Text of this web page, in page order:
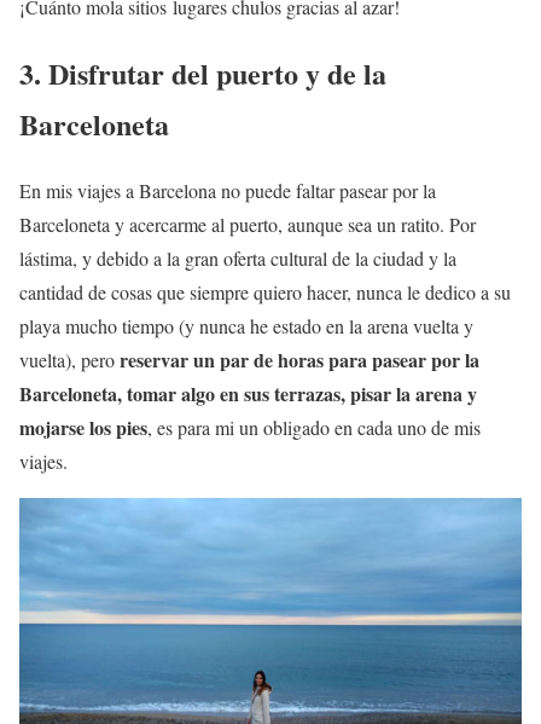
¡Cuánto mola sitios lugares chulos gracias al azar!
3. Disfrutar del puerto y de la
Barceloneta
En mis viajes a Barcelona no puede faltar pasear por la
Barceloneta y acercarme al puerto, aunque sea un ratito. Por
lástima, y debido a la gran oferta cultural de la ciudad y la
cantidad de cosas que siempre quiero hacer, nunca le dedico a su
playa mucho tiempo (y nunca he estado en la arena vuelta y
vuelta), peroreservar un par de horas para pasear por la
Barceloneta, tomar algo en sus terrazas, pisar la arena y
mojarse los pies, es para mi un obligado en cada uno de mis
viajes.